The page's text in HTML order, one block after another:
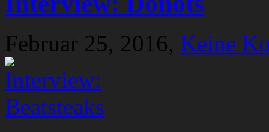
Februar 25, 2016, Keine